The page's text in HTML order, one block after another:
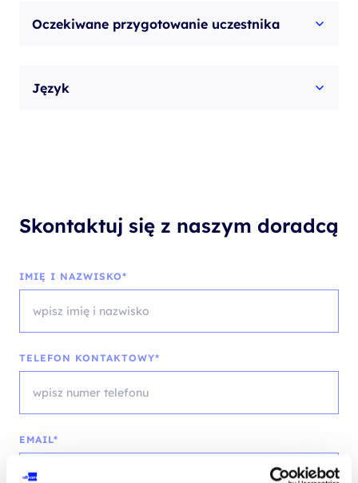
Oczekiwane przygotowanie uczestnika
Język
Skontaktuj się z naszym doradcą
IMIĘ I NAZWISKO*
TELEFON KONTAKTOWY*
EMAIL*